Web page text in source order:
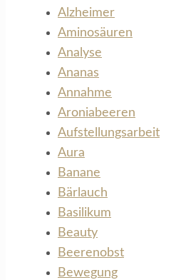
Alzheimer
Aminosäuren
Analyse
Ananas
Annahme
Aroniabeeren
Aufstellungsarbeit
Aura
Banane
Bärlauch
Basilikum
Beauty
Beerenobst
Bewegung